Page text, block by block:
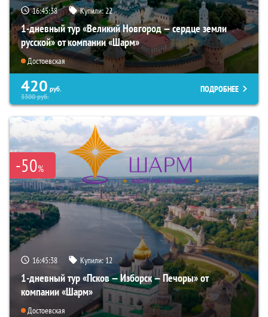
16:45:37 Купили:22
1-дневный тур «Великий Новгород — сердце земли
русской» от компании «Шарм»
Достоевская
420 руб.
3300руб.
ПОДРОБНЕЕ
-50%
16:45:37 Купили:12
1-дневный тур «Псков — Изборск — Печоры» от
компании «Шарм»
Достоевская